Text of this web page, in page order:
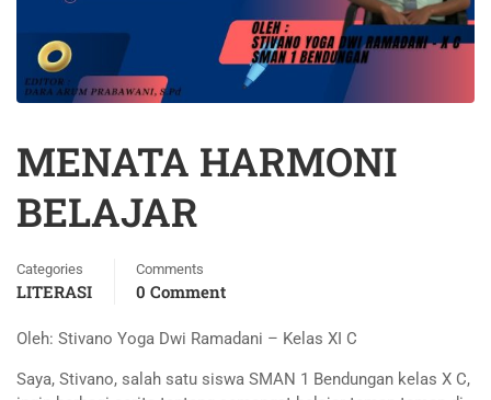
MENATA HARMONI
BELAJAR
Categories
LITERASI
Comments
0 Comment
Oleh: Stivano Yoga Dwi Ramadani – Kelas XI C
Saya, Stivano, salah satu siswa SMAN 1 Bendungan kelas X C,